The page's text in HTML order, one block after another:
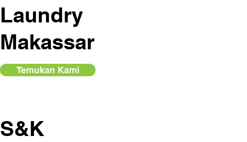
Laundry
Makassar
Temukan Kami
S&K